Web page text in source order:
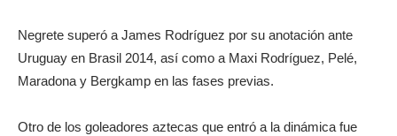
Negrete superó a James Rodríguez por su anotación ante
Uruguay en Brasil 2014, así como a Maxi Rodríguez, Pelé,
Maradona y Bergkamp en las fases previas.
Otro de los goleadores aztecas que entró a la dinámica fue